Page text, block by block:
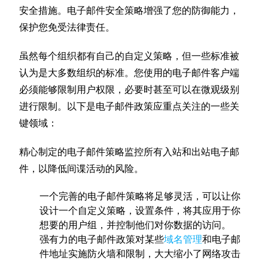
安全措施。电子邮件安全策略增强了您的防御能力，
保护您免受法律责任。
虽然每个组织都有自己的自定义策略，但一些标准被
认为是大多数组织的标准。您使用的电子邮件客户端
必须能够限制用户权限，必要时甚至可以在微观级别
进行限制。以下是电子邮件政策应重点关注的一些关
键领域：
精心制定的电子邮件策略监控所有入站和出站电子邮
件，以降低间谍活动的风险。
一个完善的电子邮件策略将足够灵活，可以让你
设计一个自定义策略，设置条件，将其应用于你
想要的用户组，并控制他们对你数据的访问。
强有力的电子邮件政策对某些域名管理和电子邮
件地址实施防火墙和限制，大大缩小了网络攻击